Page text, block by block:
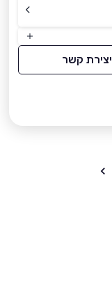
יצירת קשר